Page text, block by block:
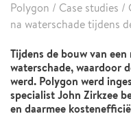
Polygon / Case studies /
na waterschade tijdens
Tijdens de bouw van
waterschade, waardoor
werd. Polygon werd
specialist John Zirkzee
en daarmee